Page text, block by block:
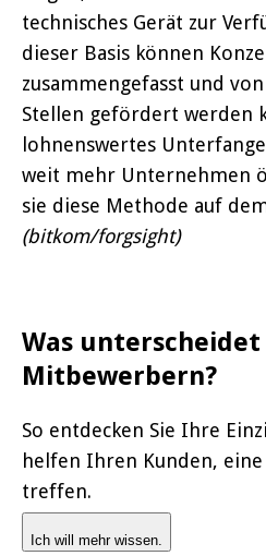
technisches Gerät zur
dieser Basis können
zusammengefasst und
Stellen gefördert werden
lohnenswertes
weit mehr Unternehmen
sie diese Methode auf
(bitkom/forgsight)
Was
Mitbewerbern?
So entdecken Sie Ihre
helfen Ihren Kunden,
treffen.
Ich will mehr wissen.